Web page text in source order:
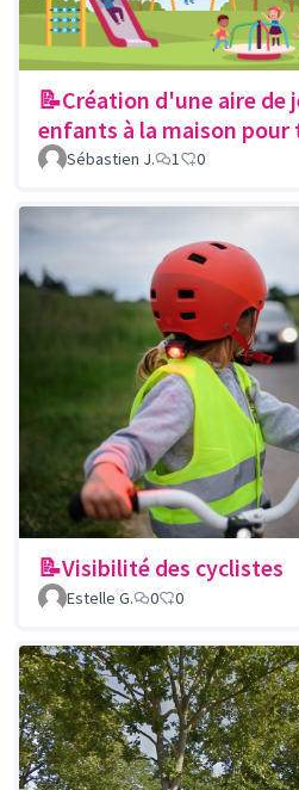
📝Création d'une aire de
enfants à la maison pour
Sébastien J. 1 0
📝Visibilité des cyclistes
Estelle G.
0 0